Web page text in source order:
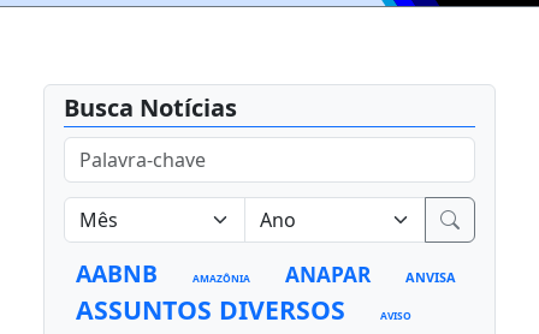
Busca Notícias
AABNB AMAZÔNIA ANAPAR ANVISA
ASSUNTOS DIVERSOS AVISO